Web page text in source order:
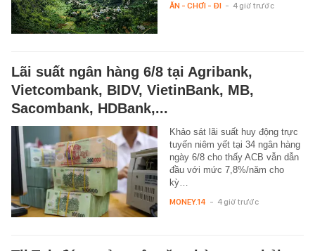
ĂN - CHƠI - ĐI - 4 giờ trước
Lãi suất ngân hàng 6/8 tại Agribank,
Vietcombank, BIDV, VietinBank, MB,
Sacombank, HDBank,...
Khảo sát lãi suất huy động trực
tuyến niêm yết tại 34 ngân hàng
ngày 6/8 cho thấy ACB vẫn dẫn
đầu với mức 7,8%/năm cho
kỳ…
MONEY.14 - 4 giờ trước